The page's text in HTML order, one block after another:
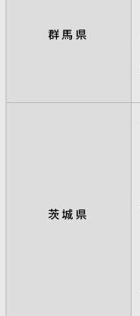
群馬県
茨城県